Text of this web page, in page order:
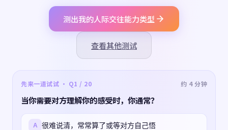
测出我的人际交往能力类型
查看其他测试
先来一道试试 · Q1 / 20 约 4 分钟
当你需要对方理解你的感受时，你通常？
A 很难说清，常常算了或等对方自己悟